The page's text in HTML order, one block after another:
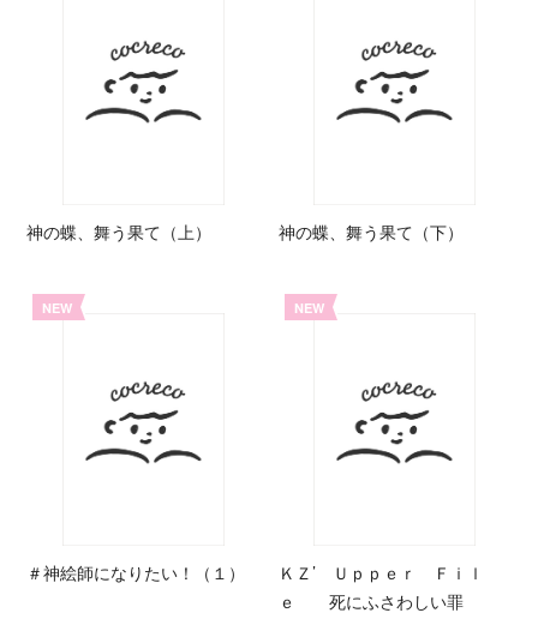
神の蝶、舞う果て（上） 神の蝶、舞う果て（下）
NEW
＃神絵師になりたい！（１）
NEW
ＫＺ’ Ｕｐｐｅｒ Ｆｉｌ
ｅ 死にふさわしい罪